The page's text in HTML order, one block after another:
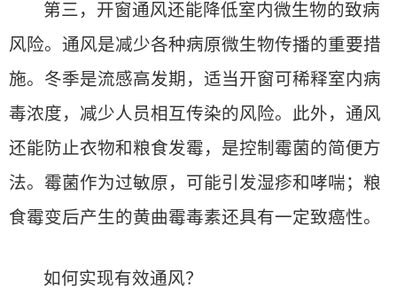
第三，开窗通风还能降低室内微生物的致病
风险。通风是减少各种病原微生物传播的重要措
施。冬季是流感高发期，适当开窗可稀释室内病
毒浓度，减少人员相互传染的风险。此外，通风
还能防止衣物和粮食发霉，是控制霉菌的简便方
法。霉菌作为过敏原，可能引发湿疹和哮喘；粮
食霉变后产生的黄曲霉毒素还具有一定致癌性。
如何实现有效通风？